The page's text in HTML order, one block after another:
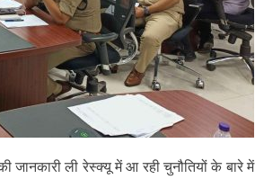
जानकारी ली रेस्क्यू में आ रही चुनौतियों के बारे में